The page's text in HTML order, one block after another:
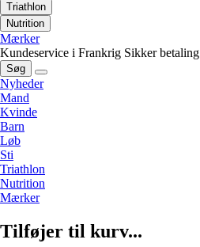
Triathlon
Nutrition
Mærker
Kundeservice i Frankrig Sikker betaling
Søg
Nyheder
Mand
Kvinde
Barn
Løb
Sti
Triathlon
Nutrition
Mærker
Tilføjer til kurv...